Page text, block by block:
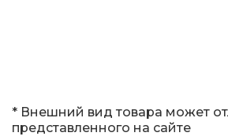
* Внешний вид товара может
представленного на сайте